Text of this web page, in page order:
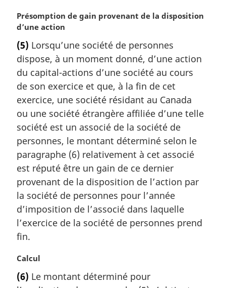
N
o
e
m
a
r
i
n
a
l
e
:
Présomption de gain provenant de la disposition
d’une action
(5) Lorsqu’une société de personnes
dispose, à un moment donné, d’une action
du capital-actions d’une société au cours
de son exercice et que, à la fin de cet
exercice, une société résidant au Canada
ou une société étrangère affiliée d’une telle
société est un associé de la société de
personnes, le montant déterminé selon le
paragraphe (6) relativement à cet associé
est réputé être un gain de ce dernier
provenant de la disposition de l’action par
la société de personnes pour l’année
d’imposition de l’associé dans laquelle
l’exercice de la société de personnes prend
fin.
N
t
Calcul
(6) Le montant déterminé pour